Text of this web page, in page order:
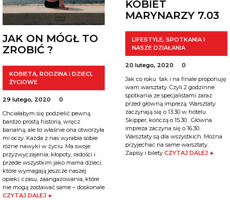
JAK ON MÓGŁ TO
ZROBIĆ ?
KOBIETA, RODZINA I DZIECI,
ŻYCIOWE
29 lutego, 2020
0
Chciałabym się podzielić pewną
bardzo prostą historią, wręcz
banalną, ale to właśnie ona otworzyła
mi oczy. Każda z nas wyrabia sobie
różne nawyki w życiu. Ma swoje
przyzwyczajenia, kłopoty, radości i
przede wszystkim jako mama dzieci,
które wymagają jeszcze naszej
opieki, czasu, zaangażowania, które
nie mogą zostawać same – doskonale
CZYTAJ DALEJ ►
KOBIET
MARYNARZY 7.03
LIFESTYLE, SPOTKANIA I
NASZE DZIAŁANIA
20 lutego, 2020
0
Jak co roku tak i na finale proponuję
wam warsztaty. Czyli 2 godzinne
spotkania ze specjalistami zaraz
przed główną imprezą. Warsztaty
zaczynają się o 13.30 w hotelu
Skipper, kończą o 15.30 . Główna
impreza zaczyna się o 16.30.
Warsztaty są dla wszystkich. Można
przyjechać na same warsztaty.
Zapisy i bilety CZYTAJ DALEJ ►